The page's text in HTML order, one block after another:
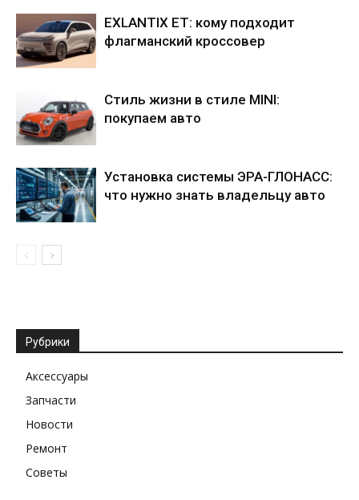
EXLANTIX ET: кому подходит
флагманский кроссовер
Стиль жизни в стиле MINI:
покупаем авто
Установка системы ЭРА-ГЛОНАСС:
что нужно знать владельцу авто
Рубрики
Аксессуары
Запчасти
Новости
Ремонт
Советы